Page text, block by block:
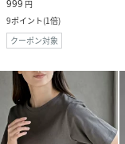
999 円
9ポイント(1倍)
クーポン対象